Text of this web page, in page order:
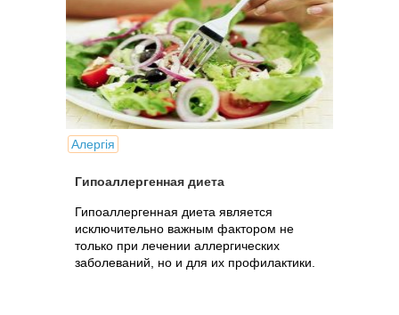
Алергія
Гипоаллергенная диета
Гипоаллергенная диета является
исключительно важным фактором не
только при лечении аллергических
заболеваний, но и для их профилактики.